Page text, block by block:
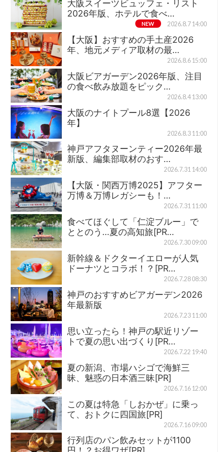
大阪スイーツビュッフェ・リスト
2026年版、ホテルで食べ…
NEW 2026.8.7 14:00
【大阪】おすすめの手土産2026
年、地元メディア取材の最…
2026.8.6 15:00
大阪ビアガーデン2026年版、注目
の食べ飲み放題をピック…
2026.8.4 13:00
大阪のナイトプール8選【2026
年】
2026.8.3 11:00
神戸アフタヌーンティー2026年最
新版、編集部取材のおす…
2026.7.31 14:00
【大阪・関西万博2025】アフター
万博＆万博レガシーも！…
2026.7.31 11:00
食べてほぐして「仁淀ブルー」で
ととのう…夏の高知旅[PR…
2026.7.30 09:00
新幹線＆ドクターイエローが人気
ドーナツとコラボ！？[PR…
2026.7.28 08:30
神戸のおすすめビアガーデン2026
年最新版
2026.7.23 11:00
思い立ったら！神戸の駅近リゾー
トで夏の思い出づくり[PR…
2026.7.22 19:40
夏の新潟、市場ハシゴで海鮮三
昧、魅惑の日本酒三昧[PR]
2026.7.16 12:00
この夏は特急「しおかぜ」に乗っ
て、おトクに四国旅[PR]
2026.7.16 09:00
行列店のパン飲みセットが1100